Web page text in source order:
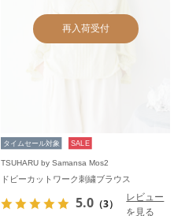
再入荷受付
タイムセール対象 SALE
TSUHARU by Samansa Mos2
ドビーカットワーク刺繍ブラウス
5.0 （3）
レビュー
を見る